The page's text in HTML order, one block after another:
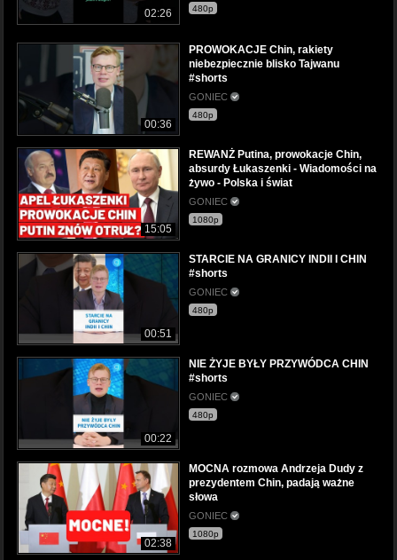
02:26 480p
00:36
PROWOKACJE Chin, rakiety
niebezpiecznie blisko Tajwanu
#shorts
GONIEC
480p
15:05
REWANŻ Putina, prowokacje Chin,
absurdy Łukaszenki - Wiadomości na
żywo - Polska i świat
GONIEC
1080p
00:51
STARCIE NA GRANICY INDII I CHIN
#shorts
GONIEC
480p
00:22
NIE ŻYJE BYŁY PRZYWÓDCA CHIN
#shorts
GONIEC
480p
02:38
MOCNA rozmowa Andrzeja Dudy z
prezydentem Chin, padają ważne
słowa
GONIEC
1080p